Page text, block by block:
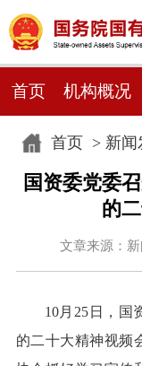
首页 机构概况
首页> 新闻
国资委党委
的
文章来源：
10月25日，国
的二十大精神视频